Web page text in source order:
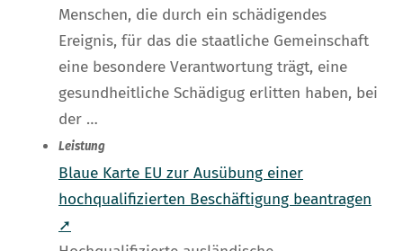
Menschen, die durch ein schädigendes
Ereignis, für das die staatliche Gemeinschaft
eine besondere Verantwortung trägt, eine
gesundheitliche Schädigug erlitten haben, bei
der …
Leistung
Blaue Karte EU zur Ausübung einer
hochqualifizierten Beschäftigung beantragen
➚